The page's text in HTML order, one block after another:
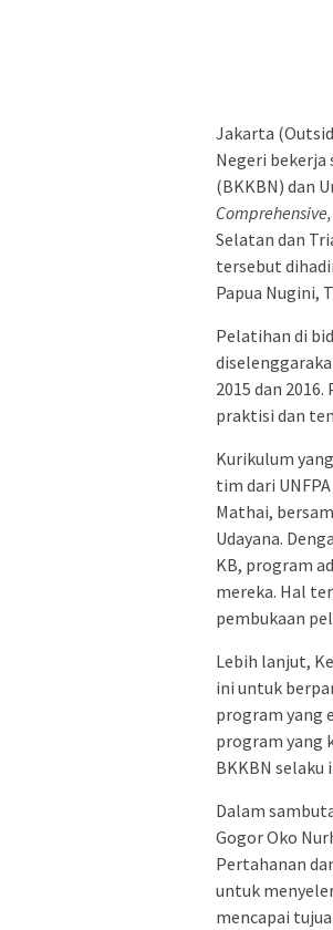
Jakarta
Negeri bekerja
(BKKBN) dan
Selatan dan
tersebut
Papua Nugini,
Pelatihan di
2015 dan
praktisi dan
Kurikulum
tim dari
Mathai,
Udayana.
KB, program
mereka. Hal
pembukaan
Lebih lanjut,
ini untuk
program yang
program yang
BKKBN
Dalam
Gogor Oko
Pertahanan
untuk
mencapai